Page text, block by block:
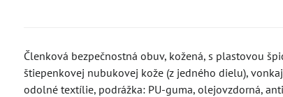
Členková bezpečnostná obuv, kožená, s plastovou
štiepenkovej nubukovej kože (z jedného dielu),
odolné textílie, podrážka: PU-guma, olejovzdorná,